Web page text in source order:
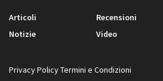
Articoli
Notizie
Recensioni
Video
Privacy PolicyTermini e Condizioni